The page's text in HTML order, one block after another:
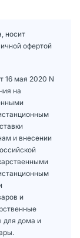
носит
офертой
16 мая 2020 N
на
и внесении
и
для дома и